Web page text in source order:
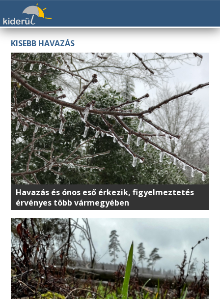
KISEBB HAVAZÁS
Havazás és ónos eső érkezik, figyelmeztetés
érvényes több vármegyében